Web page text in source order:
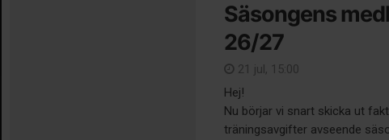
Säsongens
26/27
21 jul, 15:00
Hej!
Nu börjar vi snart skicka ut
träningsavgifter avseende